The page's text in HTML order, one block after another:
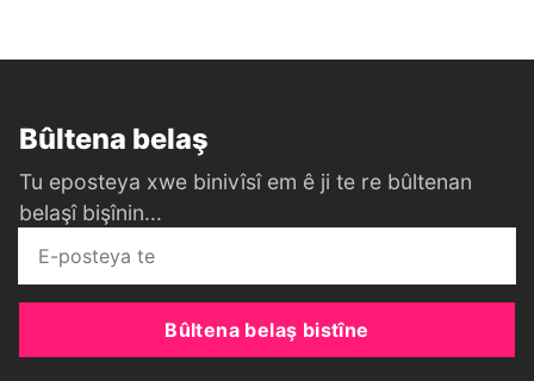
Bûltena belaş
Tu eposteya xwe binivîsî em ê ji te re bûltenan
belaşî bişînin...
Bûltena belaş bistîne